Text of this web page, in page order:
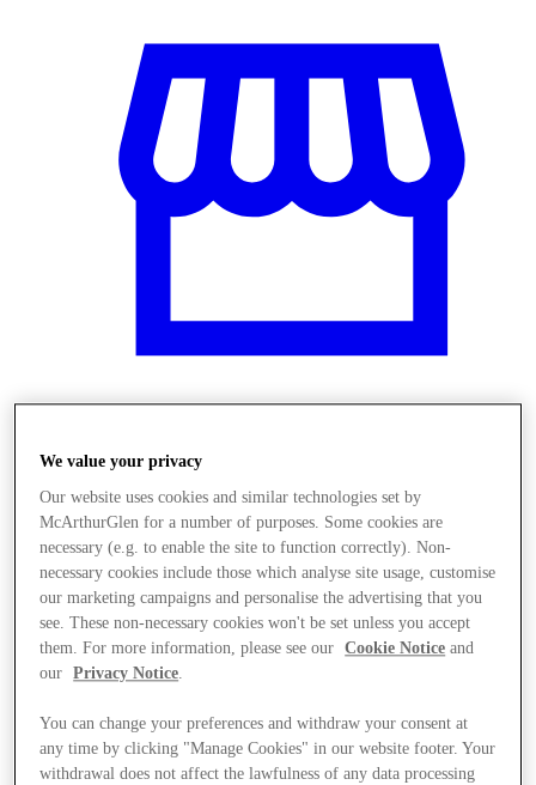
We value your privacy
Our website uses cookies and similar technologies set by
McArthurGlen for a number of purposes. Some cookies are
necessary (e.g. to enable the site to function correctly). Non-
necessary cookies include those which analyse site usage, customise
our marketing campaigns and personalise the advertising that you
see. These non-necessary cookies won't be set unless you accept
them. For more information, please see our
Cookie Notice and
our
Privacy Notice.
You can change your preferences and withdraw your consent at
any time by clicking "Manage Cookies" in our website footer. Your
withdrawal does not affect the lawfulness of any data processing